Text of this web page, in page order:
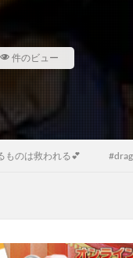
件のビュー
ものは救われる💕